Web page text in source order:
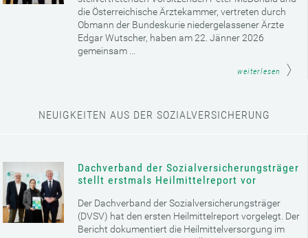
die Österreichische Ärztekammer, vertreten durch
Obmann der Bundeskurie niedergelassener Ärzte
Edgar Wutscher, haben am 22. Jänner 2026
gemeinsam ...
weiterlesen
NEUIGKEITEN AUS DER SOZIALVERSICHERUNG
Dachverband der Sozialversicherungsträger
stellt erstmals Heilmittelreport vor
Der Dachverband der Sozialversicherungsträger
(DVSV) hat den ersten Heilmittelreport vorgelegt. Der
Bericht dokumentiert die Heilmittelversorgung im